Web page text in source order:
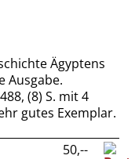
Ägyptens
Ausgabe.
(8) S. mit 4
gutes Exemplar.
50,--